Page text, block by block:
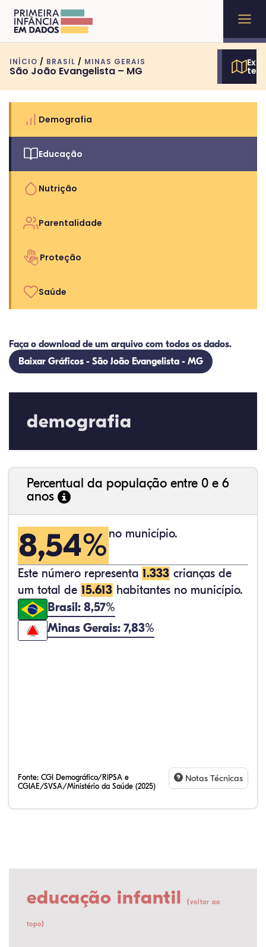
INÍCIO / BRASIL / MINAS GERAIS
São João Evangelista – MG
Demografia
Educação
Nutrição
Parentalidade
Proteção
Saúde
Faça o download de um arquivo com todos os dados.
Baixar Gráficos - São João Evangelista - MG
demografia
Percentual da população entre 0 e 6
anos
8,54% no município.
Este número representa 1.333 crianças de
um total de 15.613 habitantes no município.
Brasil: 8,57%
Minas Gerais: 7,83%
Fonte: CGI Demográfico/RIPSA e
CGIAE/SVSA/Ministério da Saúde (2025)
Notas Técnicas
educação infantil (voltar ao
topo)